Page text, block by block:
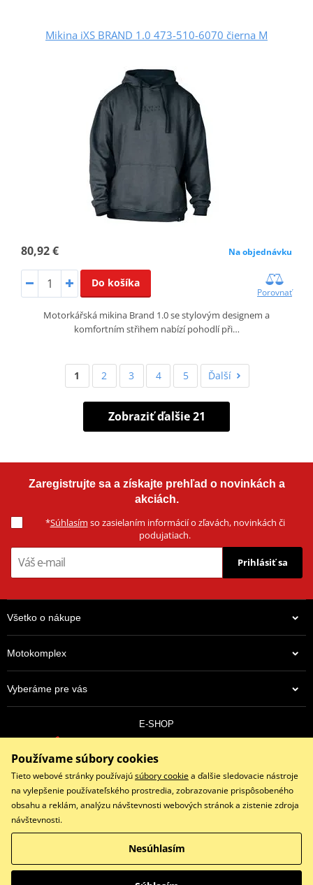
Mikina iXS BRAND 1.0 473-510-6070 čierna M
80,92 € Na objednávku
Do košíka
Porovnať
Motorkářská mikina Brand 1.0 se stylovým designem a
komfortním střihem nabízí pohodlí při…
1 2 3 4 5 Ďalší
Zobraziť ďalšie 21
Zaregistrujte sa a získajte prehľad o novinkách a
akciách.
*Súhlasím so zasielaním informácií o zľavách, novinkách či
podujatiach.
Prihlásiť sa
Všetko o nákupe
Motokomplex
Vyberáme pre vás
E-SHOP
objednavky@eshopmotokomplex.sk
Po - Pia: 8:30-17:00 | Nedeľa: ZATVORENÉ
Facebook
Copyright © 2026 www.eshopmotokomplex.sk
Všetky práva vyhradené
Používame súbory cookies
Tieto webové stránky používajúsúbory cookiea ďalšie sledovacie nástroje
na vylepšenie používateľského prostredia, zobrazovanie prispôsobeného
obsahu a reklám, analýzu návštevnosti webových stránok a zistenie zdroja
návštevnosti.
Nesúhlasím